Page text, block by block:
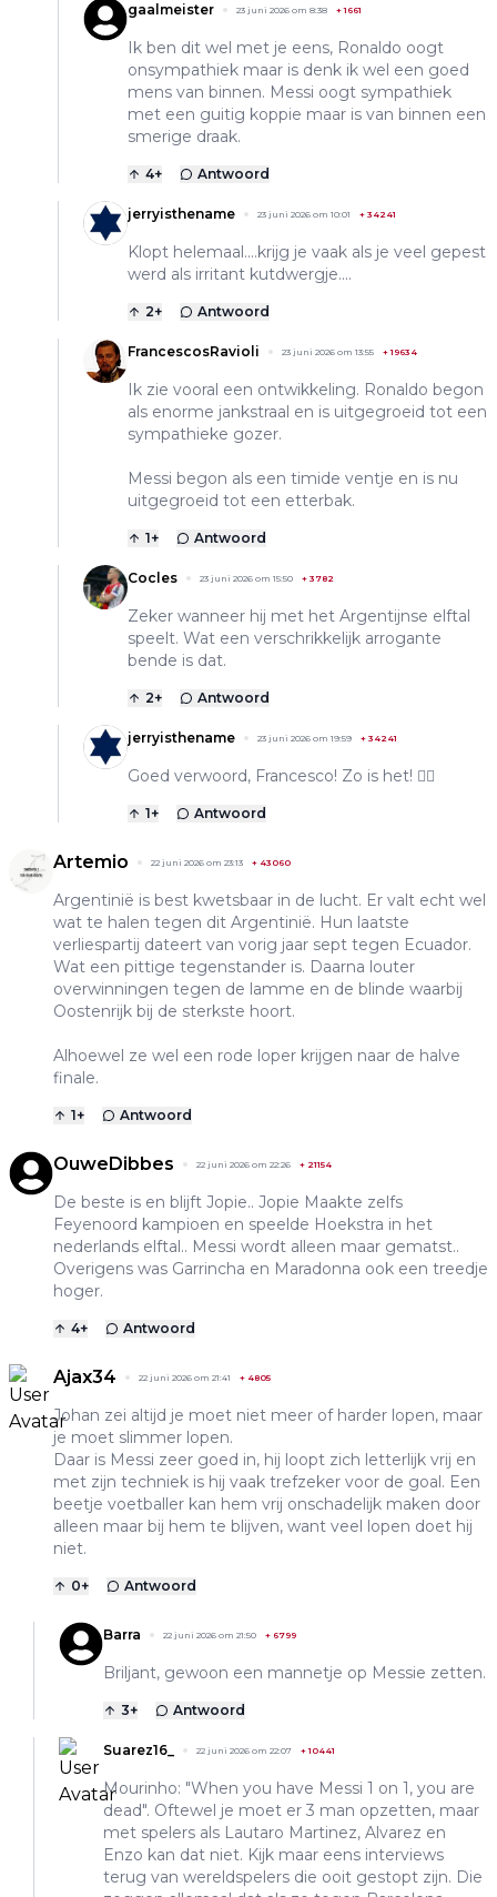
gaalmeister 23 juni 2026 om 8:38 +1661
Ik ben dit wel met je eens, Ronaldo oogt
onsympathiek maar is denk ik wel een goed
mens van binnen. Messi oogt sympathiek
met een guitig koppie maar is van binnen een
smerige draak.
4+ Antwoord
jerryisthename 23 juni 2026 om 10:01 + 34241
Klopt helemaal....krijg je vaak als je veel gepest
werd als irritant kutdwergje....
2+ Antwoord
FrancescosRavioli 23 juni 2026 om 13:55 +19634
Ik zie vooral een ontwikkeling. Ronaldo begon
als enorme jankstraal en is uitgegroeid tot een
sympathieke gozer.
Messi begon als een timide ventje en is nu
uitgegroeid tot een etterbak.
1+ Antwoord
Cocles 23 juni 2026 om 15:50 + 3782
Zeker wanneer hij met het Argentijnse elftal
speelt. Wat een verschrikkelijk arrogante
bende is dat.
2+ Antwoord
jerryisthename 23 juni 2026 om 19:59 + 34241
Goed verwoord, Francesco! Zo is het! 👍🏽
1+ Antwoord
Artemio 22 juni 2026 om 23:13 + 43060
Argentinië is best kwetsbaar in de lucht. Er valt echt wel
wat te halen tegen dit Argentinië. Hun laatste
verliespartij dateert van vorig jaar sept tegen Ecuador.
Wat een pittige tegenstander is. Daarna louter
overwinningen tegen de lamme en de blinde waarbij
Oostenrijk bij de sterkste hoort.
Alhoewel ze wel een rode loper krijgen naar de halve
finale.
1+ Antwoord
OuweDibbes 22 juni 2026 om 22:26 + 21154
De beste is en blijft Jopie.. Jopie Maakte zelfs
Feyenoord kampioen en speelde Hoekstra in het
nederlands elftal.. Messi wordt alleen maar gematst..
Overigens was Garrincha en Maradonna ook een treedje
hoger.
4+ Antwoord
Ajax34 22 juni 2026 om 21:41 + 4805
Johan zei altijd je moet niet meer of harder lopen, maar
je moet slimmer lopen.
Daar is Messi zeer goed in, hij loopt zich letterlijk vrij en
met zijn techniek is hij vaak trefzeker voor de goal. Een
beetje voetballer kan hem vrij onschadelijk maken door
alleen maar bij hem te blijven, want veel lopen doet hij
niet.
0+ Antwoord
Barra 22 juni 2026 om 21:50 + 6799
Briljant, gewoon een mannetje op Messie zetten.
3+ Antwoord
Suarez16_ 22 juni 2026 om 22:07 +10441
Mourinho: "When you have Messi 1 on 1, you are
dead". Oftewel je moet er 3 man opzetten, maar
met spelers als Lautaro Martinez, Alvarez en
Enzo kan dat niet. Kijk maar eens interviews
terug van wereldspelers die ooit gestopt zijn. Die